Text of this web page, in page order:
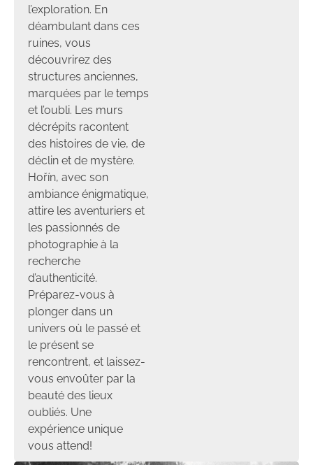
l’exploration. En
déambulant dans ces
ruines, vous
découvrirez des
structures anciennes,
marquées par le temps
et l’oubli. Les murs
décrépits racontent
des histoires de vie, de
déclin et de mystère.
Hořín, avec son
ambiance énigmatique,
attire les aventuriers et
les passionnés de
photographie à la
recherche
d’authenticité.
Préparez-vous à
plonger dans un
univers où le passé et
le présent se
rencontrent, et laissez-
vous envoûter par la
beauté des lieux
oubliés. Une
expérience unique
vous attend!